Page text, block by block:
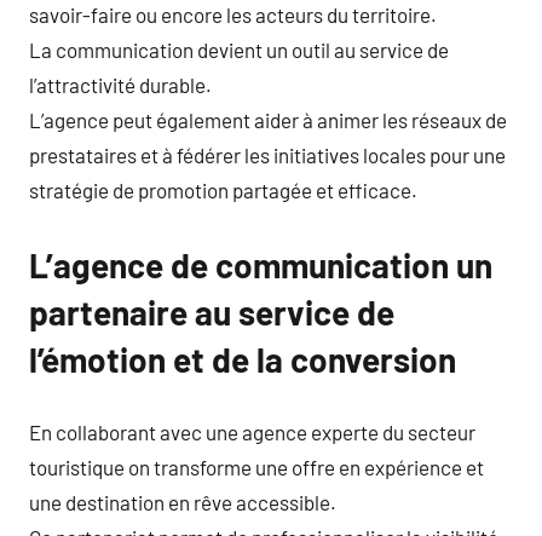
savoir-faire ou encore les acteurs du territoire.
La communication devient un outil au service de
l’attractivité durable.
L’agence peut également aider à animer les réseaux de
prestataires et à fédérer les initiatives locales pour une
stratégie de promotion partagée et efficace.
L’agence de communication un
partenaire au service de
l’émotion et de la conversion
En collaborant avec une agence experte du secteur
touristique on transforme une offre en expérience et
une destination en rêve accessible.